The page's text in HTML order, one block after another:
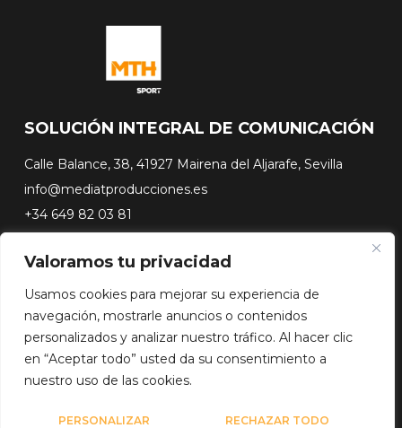
Valoramos tu privacidad
Usamos cookies para mejorar su experiencia de
navegación, mostrarle anuncios o contenidos
personalizados y analizar nuestro tráfico. Al hacer clic
en “Aceptar todo” usted da su consentimiento a
nuestro uso de las cookies.
PERSONALIZAR RECHAZAR TODO
SOLUCIÓN INTEGRAL DE COMUNICACIÓN
Calle Balance, 38, 41927 Mairena del Aljarafe, Sevilla
info@mediatproducciones.es
+34 649 82 03 81
#FLASHSURFING
#CONEXIONSURFING
A CONTRA PICO
DOCUSERIES
Diseño web porWebmasterPRO